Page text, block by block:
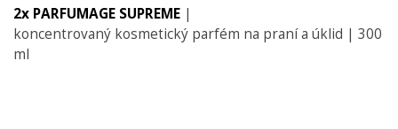
2x PARFUMAGE SUPREME |
koncentrovaný kosmetický parfém na praní a úklid | 300
ml